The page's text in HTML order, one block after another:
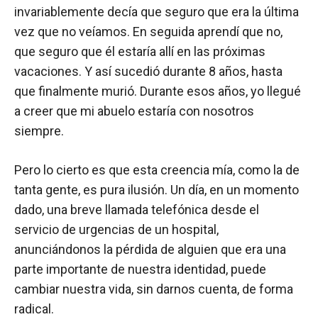
invariablemente decía que seguro que era la última
vez que no veíamos. En seguida aprendí que no,
que seguro que él estaría allí en las próximas
vacaciones. Y así sucedió durante 8 años, hasta
que finalmente murió. Durante esos años, yo llegué
a creer que mi abuelo estaría con nosotros
siempre.
Pero lo cierto es que esta creencia mía, como la de
tanta gente, es pura ilusión. Un día, en un momento
dado, una breve llamada telefónica desde el
servicio de urgencias de un hospital,
anunciándonos la pérdida de alguien que era una
parte importante de nuestra identidad, puede
cambiar nuestra vida, sin darnos cuenta, de forma
radical.